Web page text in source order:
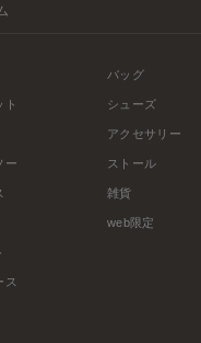
ト
ー
ス
バッグ
シューズ
アクセサリー
ストール
雑貨
web限定